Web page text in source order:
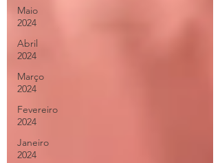
Maio
2024
Abril
2024
Março
2024
Fevereiro
2024
Janeiro
2024